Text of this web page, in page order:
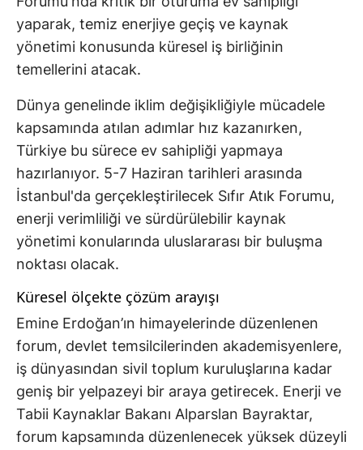
yaparak, temiz enerjiye geçiş ve kaynak
yönetimi konusunda küresel iş birliğinin
temellerini atacak.
Dünya genelinde iklim değişikliğiyle mücadele
kapsamında atılan adımlar hız kazanırken,
Türkiye bu sürece ev sahipliği yapmaya
hazırlanıyor. 5-7 Haziran tarihleri arasında
İstanbul'da gerçekleştirilecek Sıfır Atık Forumu,
enerji verimliliği ve sürdürülebilir kaynak
yönetimi konularında uluslararası bir buluşma
noktası olacak.
Küresel ölçekte çözüm arayışı
Emine Erdoğan’ın himayelerinde düzenlenen
forum, devlet temsilcilerinden akademisyenlere,
iş dünyasından sivil toplum kuruluşlarına kadar
geniş bir yelpazeyi bir araya getirecek. Enerji ve
Tabii Kaynaklar Bakanı Alparslan Bayraktar,
forum kapsamında düzenlenecek yüksek düzeyli